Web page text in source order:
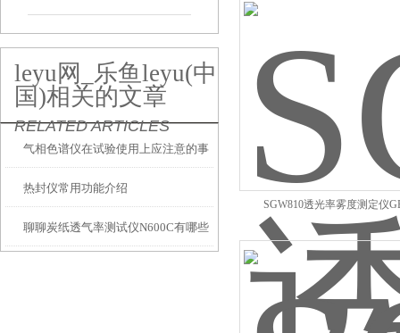
leyu网_乐鱼leyu(中
国)相关的文章
RELATED ARTICLES
气相色谱仪在试验使用上应注意的事
项
热封仪常用功能介绍
聊聊炭纸透气率测试仪N600C有哪些
SGW810透光率雾度测定仪